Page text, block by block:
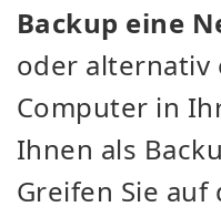
Backup eine
oder alternativ
Computer in
Ihnen als
Greifen Sie